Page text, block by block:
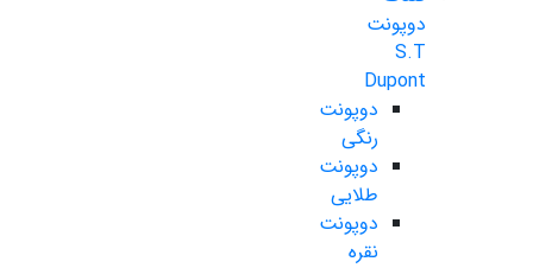
دوپونت
S.T
Dupont
دوپونت
رنگی
دوپونت
طلایی
دوپونت
نقره